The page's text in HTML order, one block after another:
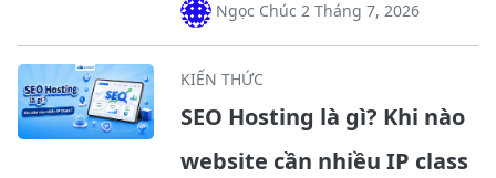
Ngọc Chúc 2 Tháng 7, 2026
KIẾN THỨC
SEO Hosting là gì? Khi nào
website cần nhiều IP class